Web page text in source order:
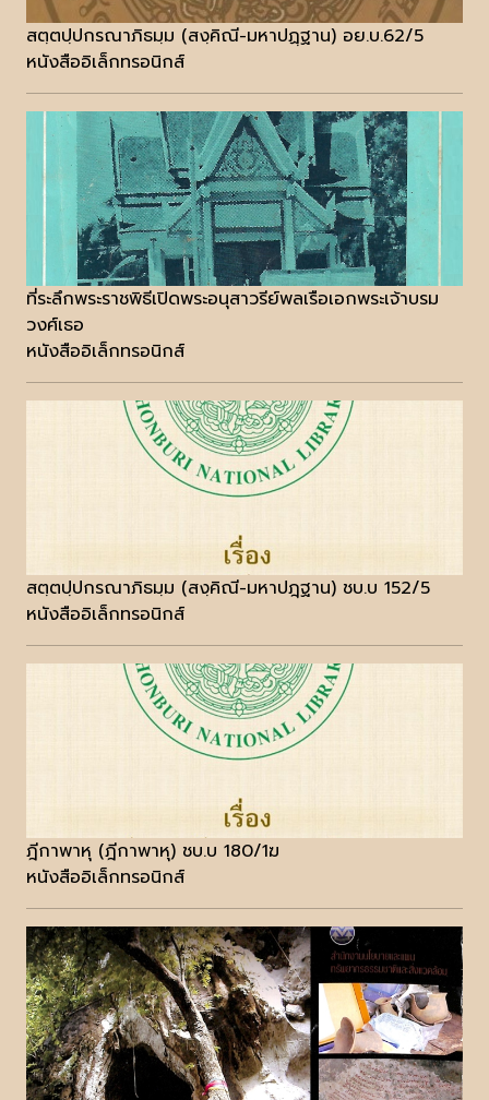
สตฺตปฺปกรณาภิธมฺม (สงฺคิณี-มหาปฏฺฐาน) อย.บ.62/5
หนังสืออิเล็กทรอนิกส์
ที่ระลึกพระราชพิธีเปิดพระอนุสาวรีย์พลเรือเอกพระเจ้าบรม
วงศ์เธอ
หนังสืออิเล็กทรอนิกส์
สตฺตปฺปกรณาภิธมฺม (สงฺคิณี-มหาปฎฺฐาน) ชบ.บ 152/5
หนังสืออิเล็กทรอนิกส์
ฎีกาพาหุ (ฎีกาพาหุ) ชบ.บ 180/1ฆ
หนังสืออิเล็กทรอนิกส์